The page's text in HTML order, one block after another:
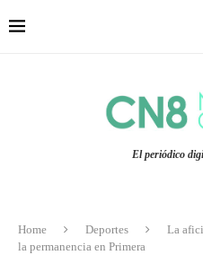
El periódico
Home Deportes
La
la permanencia en Primera